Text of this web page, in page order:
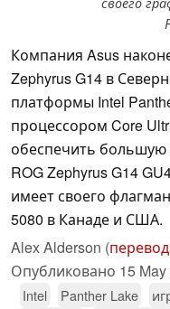
Компания Asus
Zephyrus G14 в
платформы Intel
процессором Core
обеспечить большую
ROG Zephyrus G14
имеет своего
5080 в Канаде и США.
Alex Alderson (перевод
Опубликовано 15
Intel Panther Lake